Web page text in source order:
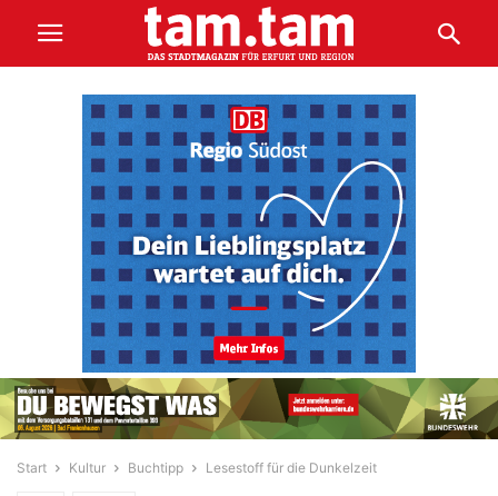
Start Kultur Buchtipp Lesestoff für die Dunkelzeit